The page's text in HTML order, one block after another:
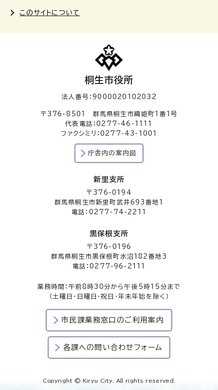
このサイトについて
桐生市役所
法人番号：9000020102032
〒376-8501 群馬県桐生市織姫町1番1号
代表電話：0277-46-1111
ファクシミリ：0277-43-1001
庁舎内の案内図
新里支所
〒376-0194
群馬県桐生市新里町武井693番地1
電話：0277-74-2211
黒保根支所
〒376-0196
群馬県桐生市黒保根町水沼182番地3
電話：0277-96-2111
業務時間：午前8時30分から午後5時15分まで
（土曜日・日曜日・祝日・年末年始を除く）
市民課業務窓口のご利用案内
各課への問い合わせフォーム
Copyright © Kiryu City. All rights reserved.